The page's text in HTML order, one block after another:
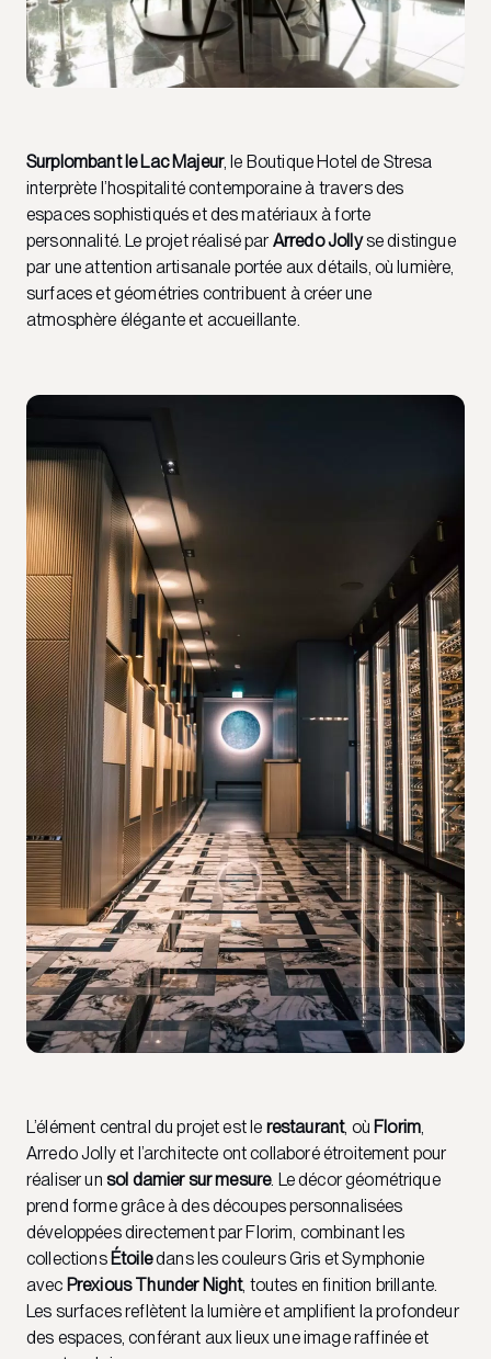
Surplombant le Lac Majeur, le Boutique Hotel de Stresa
interprète l’hospitalité contemporaine à travers des
espaces sophistiqués et des matériaux à forte
personnalité. Le projet réalisé par Arredo Jollyse distingue
par une attention artisanale portée aux détails, où lumière,
surfaces et géométries contribuent à créer une
atmosphère élégante et accueillante.
L’élément central du projet est le restaurant, où Florim
Arredo Jolly et l’architecte ont collaboré étroitement pour
réaliser un sol damier sur mesure. Le décor géométrique
prend forme grâce à des découpes personnalisées
développées directement par Florim, combinant les
collections Étoiledans les couleurs Gris et Symphonie
avec Prexious Thunder Night, toutes en finition brillante.
Les surfaces reflètent la lumière et amplifient la profondeur
des espaces, conférant aux lieux une image raffinée et